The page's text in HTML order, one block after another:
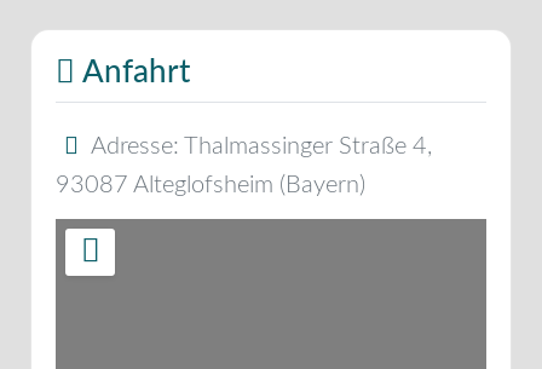
Anfahrt
Adresse: Thalmassinger Straße 4,
93087 Alteglofsheim ( Bayern)